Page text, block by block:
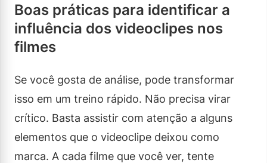
Boas práticas para identificar a
influência dos videoclipes nos
filmes
Se você gosta de análise, pode transformar
isso em um treino rápido. Não precisa virar
crítico. Basta assistir com atenção a alguns
elementos que o videoclipe deixou como
marca. A cada filme que você ver, tente